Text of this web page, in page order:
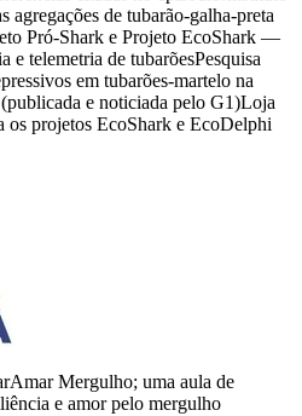
agregações de tubarão-galha-preta
Pró-Shark e Projeto EcoShark —
e telemetria de tubarõesPesquisa
em tubarões-martelo na
e noticiada pelo G1)Loja
projetos EcoShark e EcoDelphi
Mergulho; uma aula de
e amor pelo mergulho